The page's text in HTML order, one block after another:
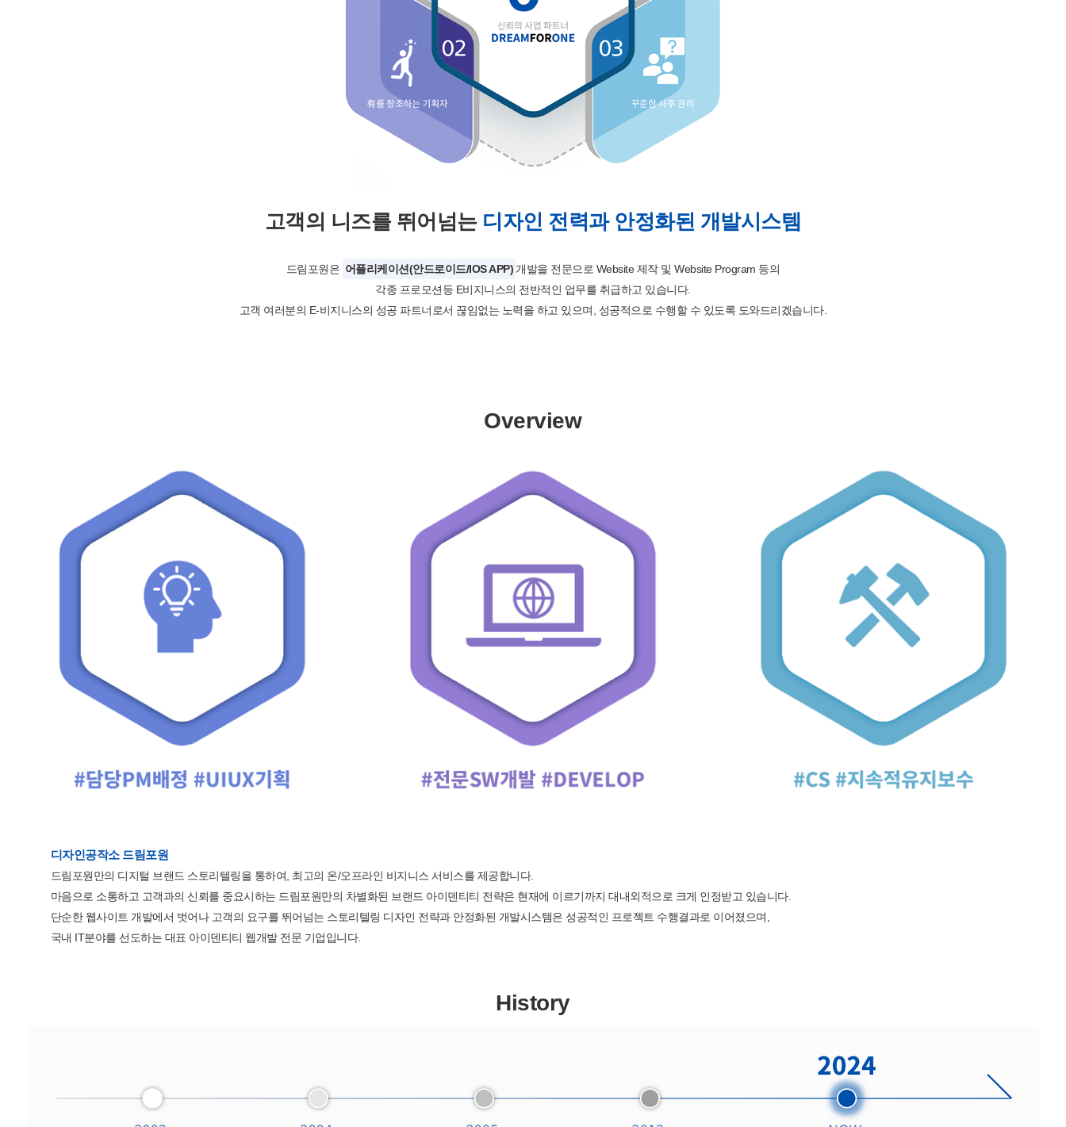
고객의 니즈를 뛰어넘는 디자인 전력과 안정화된 개발시스템
드림포원은 어플리케이션(안드로이드/IOS APP) 개발을 전문으로 Website 제작 및 Website Program 등의
각종 프로모션등 E비지니스의 전반적인 업무를 취급하고 있습니다.
고객 여러분의 E-비지니스의 성공 파트너로서 끊임없는 노력을 하고 있으며, 성공적으로 수행할 수 있도록 도와드리겠습니다.
Overview
디자인공작소 드림포원
드림포원만의 디지털 브랜드 스토리텔링을 통하여, 최고의 온/오프라인 비지니스 서비스를 제공합니다.
마음으로 소통하고 고객과의 신뢰를 중요시하는 드림포원만의 차별화된 브랜드 아이덴티티 전략은 현재에 이르기까지 대내외적으로 크게 인정받고 있습니다.
단순한 웹사이트 개발에서 벗어나 고객의 요구를 뛰어넘는 스토리텔링 디자인 전략과 안정화된 개발시스템은 성공적인 프로젝트 수행결과로 이어졌으며,
국내 IT분야를 선도하는 대표 아이덴티티 웹개발 전문 기업입니다.
History